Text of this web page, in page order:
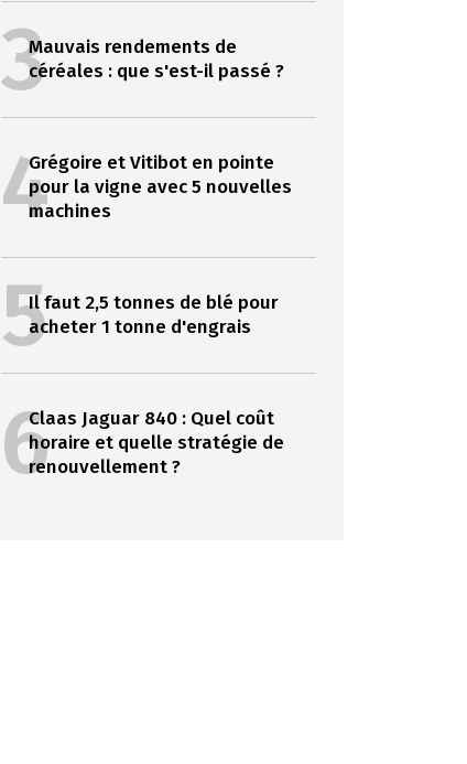
3Mauvais rendements de
céréales : que s'est-il passé ?
4Grégoire et Vitibot en pointe
pour la vigne avec 5 nouvelles
machines
5Il faut 2,5 tonnes de blé pour
acheter 1 tonne d'engrais
6Claas Jaguar 840 : Quel coût
horaire et quelle stratégie de
renouvellement ?